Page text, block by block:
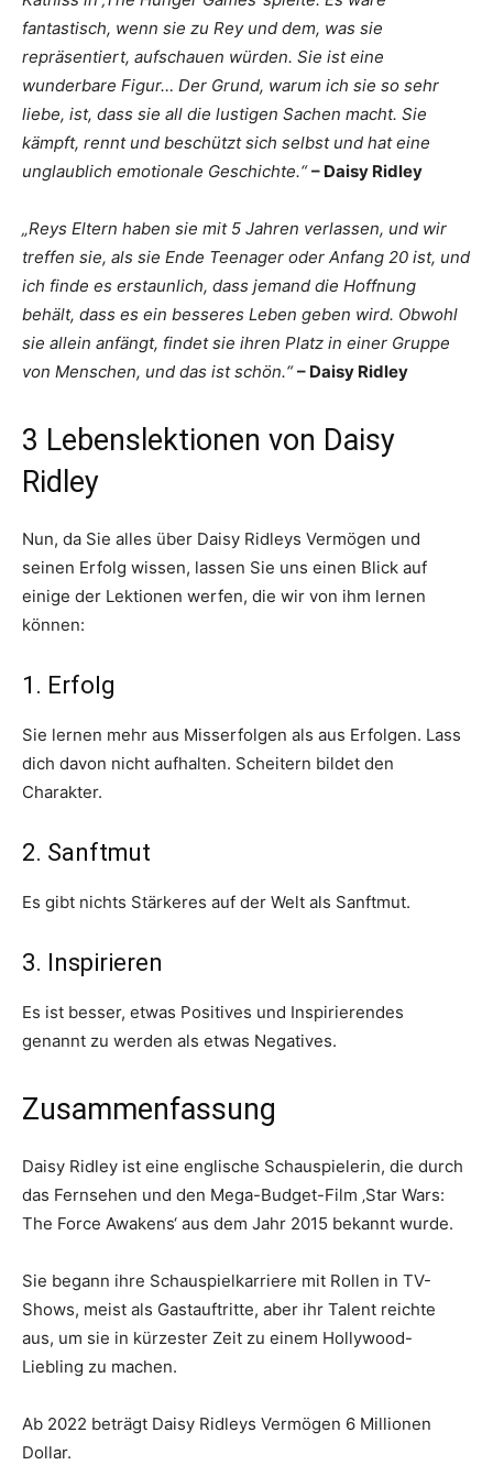
fantastisch, wenn sie zu Rey und dem, was sie
repräsentiert, aufschauen würden. Sie ist eine
wunderbare Figur… Der Grund, warum ich sie so sehr
liebe, ist, dass sie all die lustigen Sachen macht. Sie
kämpft, rennt und beschützt sich selbst und hat eine
unglaublich emotionale Geschichte.“– Daisy Ridley
„Reys Eltern haben sie mit 5 Jahren verlassen, und wir
treffen sie, als sie Ende Teenager oder Anfang 20 ist, und
ich finde es erstaunlich, dass jemand die Hoffnung
behält, dass es ein besseres Leben geben wird. Obwohl
sie allein anfängt, findet sie ihren Platz in einer Gruppe
von Menschen, und das ist schön.“– Daisy Ridley
3 Lebenslektionen von Daisy
Ridley
Nun, da Sie alles über Daisy Ridleys Vermögen und
seinen Erfolg wissen, lassen Sie uns einen Blick auf
einige der Lektionen werfen, die wir von ihm lernen
können:
1. Erfolg
Sie lernen mehr aus Misserfolgen als aus Erfolgen. Lass
dich davon nicht aufhalten. Scheitern bildet den
Charakter.
2. Sanftmut
Es gibt nichts Stärkeres auf der Welt als Sanftmut.
3. Inspirieren
Es ist besser, etwas Positives und Inspirierendes
genannt zu werden als etwas Negatives.
Zusammenfassung
Daisy Ridley ist eine englische Schauspielerin, die durch
das Fernsehen und den Mega-Budget-Film ‚Star Wars:
The Force Awakens‘ aus dem Jahr 2015 bekannt wurde.
Sie begann ihre Schauspielkarriere mit Rollen in TV-
Shows, meist als Gastauftritte, aber ihr Talent reichte
aus, um sie in kürzester Zeit zu einem Hollywood-
Liebling zu machen.
Ab 2022 beträgt Daisy Ridleys Vermögen 6 Millionen
Dollar.